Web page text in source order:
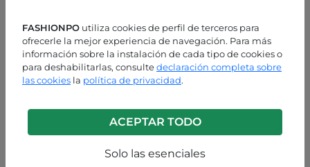
FASHIONPO utiliza cookies de perfil de terceros para
ofrecerle la mejor experiencia de navegación. Para más
información sobre la instalación de cada tipo de cookies o
para deshabilitarlas, consultedeclaración completa sobre
las cookies la política de privacidad.
ACEPTAR TODO
Solo las esenciales